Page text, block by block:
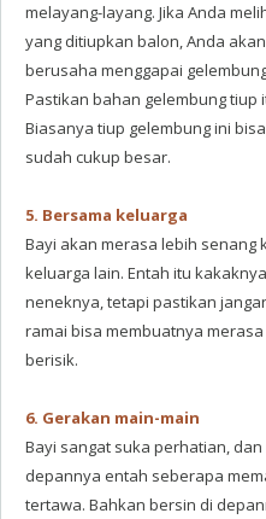
melayang-layang. Jika Anda
yang ditiupkan balon, Anda
berusaha menggapai
Pastikan bahan gelembung tiup
Biasanya tiup gelembung ini
sudah cukup besar.
5. Bersama keluarga
Bayi akan merasa lebih senang
keluarga lain. Entah itu
neneknya, tetapi pastikan
ramai bisa membuatnya
berisik.
6. Gerakan main-main
Bayi sangat suka perhatian,
depannya entah seberapa
tertawa. Bahkan bersin di